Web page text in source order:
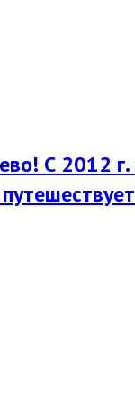
С 2012